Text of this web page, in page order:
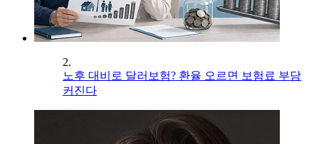
2.
노후 대비로 달러보험? 환율 오르면 보험료 부담
커진다